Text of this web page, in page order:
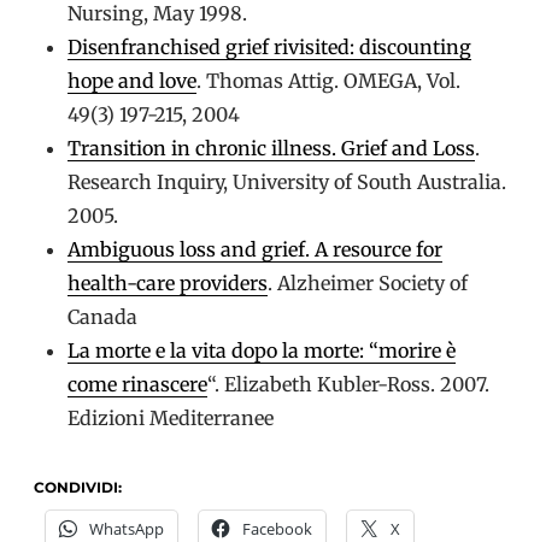
Nursing, May 1998.
Disenfranchised grief rivisited: discounting
hope and love. Thomas Attig. OMEGA, Vol.
49(3) 197-215, 2004
Transition in chronic illness. Grief and Loss.
Research Inquiry, University of South Australia.
2005.
Ambiguous loss and grief. A resource for
health-care providers. Alzheimer Society of
Canada
La morte e la vita dopo la morte: “morire è
come rinascere“. Elizabeth Kubler-Ross. 2007.
Edizioni Mediterranee
CONDIVIDI:
WhatsApp Facebook X